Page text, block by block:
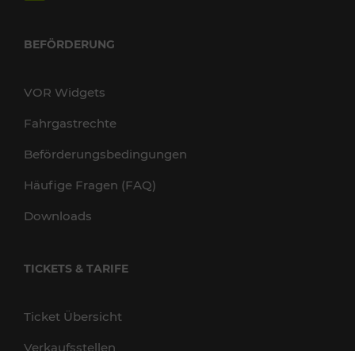
BEFÖRDERUNG
VOR Widgets
Fahrgastrechte
Beförderungsbedingungen
Häufige Fragen (FAQ)
Downloads
TICKETS & TARIFE
Ticket Übersicht
Verkaufsstellen